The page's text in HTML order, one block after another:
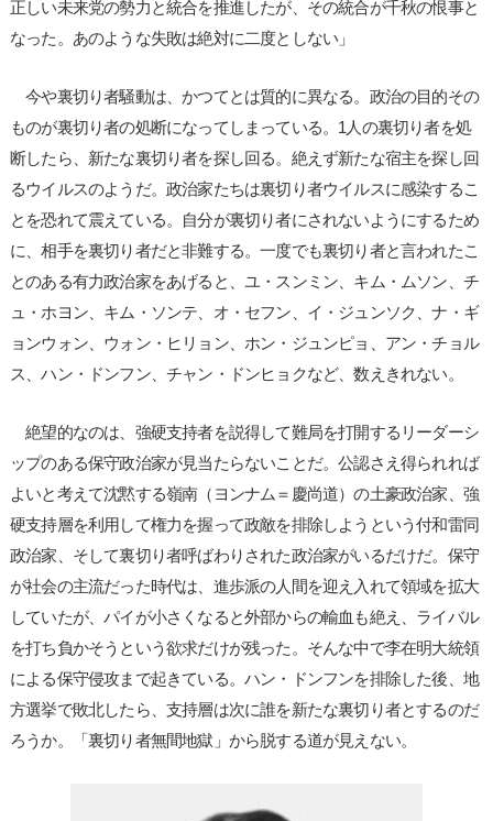
正しい未来党の勢力と統合を推進したが、その統合が千秋の恨事と
なった。あのような失敗は絶対に二度としない」
今や裏切り者騒動は、かつてとは質的に異なる。政治の目的その
ものが裏切り者の処断になってしまっている。1人の裏切り者を処
断したら、新たな裏切り者を探し回る。絶えず新たな宿主を探し回
るウイルスのようだ。政治家たちは裏切り者ウイルスに感染するこ
とを恐れて震えている。自分が裏切り者にされないようにするため
に、相手を裏切り者だと非難する。一度でも裏切り者と言われたこ
とのある有力政治家をあげると、ユ・スンミン、キム・ムソン、チ
ュ・ホヨン、キム・ソンテ、オ・セフン、イ・ジュンソク、ナ・ギ
ョンウォン、ウォン・ヒリョン、ホン・ジュンピョ、アン・チョル
ス、ハン・ドンフン、チャン・ドンヒョクなど、数えきれない。
絶望的なのは、強硬支持者を説得して難局を打開するリーダーシ
ップのある保守政治家が見当たらないことだ。公認さえ得られれば
よいと考えて沈黙する嶺南（ヨンナム＝慶尚道）の土豪政治家、強
硬支持層を利用して権力を握って政敵を排除しようという付和雷同
政治家、そして裏切り者呼ばわりされた政治家がいるだけだ。保守
が社会の主流だった時代は、進歩派の人間を迎え入れて領域を拡大
していたが、パイが小さくなると外部からの輸血も絶え、ライバル
を打ち負かそうという欲求だけが残った。そんな中で李在明大統領
による保守侵攻まで起きている。ハン・ドンフンを排除した後、地
方選挙で敗北したら、支持層は次に誰を新たな裏切り者とするのだ
ろうか。「裏切り者無間地獄」から脱する道が見えない。